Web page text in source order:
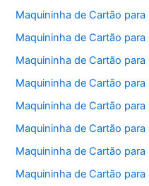
Maquininha de Cartão para
Maquininha de Cartão para
Maquininha de Cartão para
Maquininha de Cartão para
Maquininha de Cartão
Maquininha de Cartão
Maquininha de Cartão para
Maquininha de Cartão